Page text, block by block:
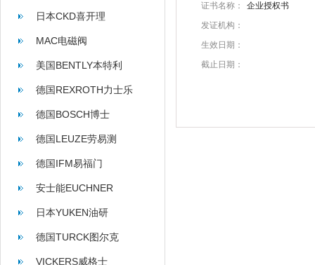
阀
日本CKD喜开理
MAC电磁阀
美国BENTLY本特利
德国REXROTH力士乐
德国BOSCH博士
德国LEUZE劳易测
德国IFM易福门
安士能EUCHNER
日本YUKEN油研
德国TURCK图尔克
VICKERS威格士
证书名称：
企业授权书
发证机构：
生效日期：
截止日期：